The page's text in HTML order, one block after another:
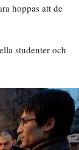
hoppas att de
studenter och